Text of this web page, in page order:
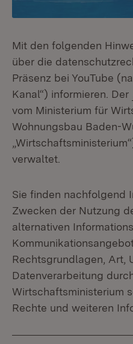
Mit den folgenden
über die
Präsenz bei YouTube
Kanal“) informieren. Der
vom Ministerium für
Wohnungsbau Baden-
verwaltet.
Sie finden nachfolgend
Zwecken der Nutzung
alternativen
Rechtsgrundlagen, Art,
Datenverarbeitung
Wirtschaftsministerium
Rechte und weiteren